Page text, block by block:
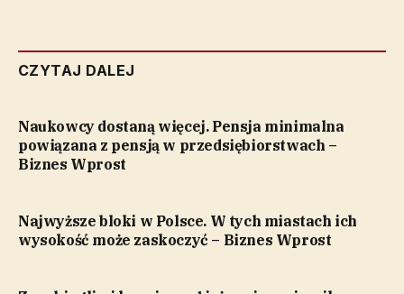
CZYTAJ DALEJ
Naukowcy dostaną więcej. Pensja minimalna
powiązana z pensją w przedsiębiorstwach –
Biznes Wprost
Najwyższe bloki w Polsce. W tych miastach ich
wysokość może zaskoczyć – Biznes Wprost